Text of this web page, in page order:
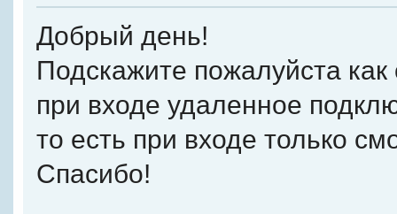
Добрый день!
Подскажите пожалуйста
при входе удаленное
то есть при входе только
Спасибо!